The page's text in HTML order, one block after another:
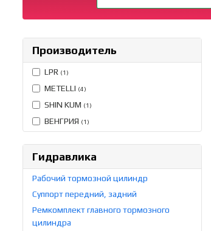
Производитель
LPR (1)
METELLI (4)
SHIN KUM (1)
ВЕНГРИЯ (1)
Гидравлика
Рабочий тормозной цилиндр
Суппорт передний, задний
Ремкомплект главного тормозного
цилиндра